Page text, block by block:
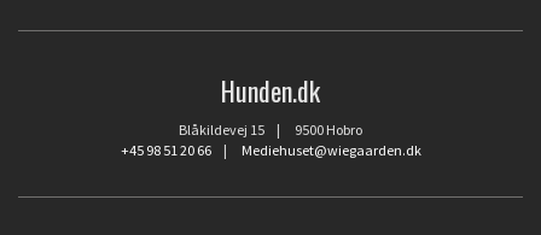
Hunden.dk
Blåkildevej 15 | 9500 Hobro
+45 98 51 20 66| Mediehuset@wiegaarden.dk